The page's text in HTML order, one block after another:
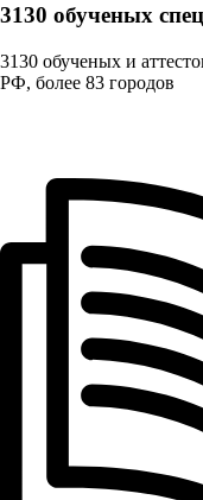
3130 обученых
3130 обученых и
РФ, более 83 городов